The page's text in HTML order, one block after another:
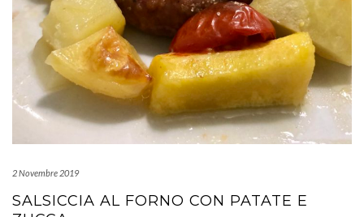
2 Novembre 2019
SALSICCIA AL FORNO CON PATATE E